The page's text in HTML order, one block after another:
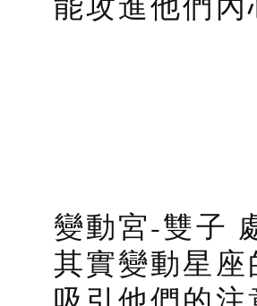
變動宮-雙子
其實變動星